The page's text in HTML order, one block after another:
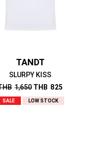
TANDT
SLURPY KISS
1,650 THB 825
SALE LOW STOCK